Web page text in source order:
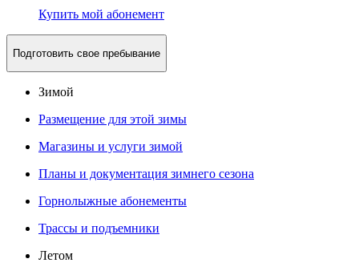
Купить мой абонемент
Подготовить свое пребывание
Зимой
Размещение для этой зимы
Магазины и услуги зимой
Планы и документация зимнего сезона
Горнолыжные абонементы
Трассы и подъемники
Летом